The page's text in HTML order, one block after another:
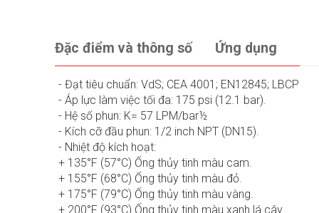
Đặc điểm và thông số Ứng dụng
- Đạt tiêu chuẩn: VdS; CEA 4001; EN12845; LBCP
- Áp lực làm việc tối đa: 175 psi (12.1 bar).
- Hệ số phun: K= 57 LPM/bar½
- Kích cỡ đầu phun: 1/2 inch NPT (DN15).
- Nhiệt độ kích hoạt:
+ 135°F (57°C) Ống thủy tinh màu cam.
+ 155°F (68°C) Ống thủy tinh màu đỏ.
+ 175°F (79°C) Ống thủy tinh màu vàng.
+ 200°F (93°C) Ống thủy tinh màu xanh lá cây.